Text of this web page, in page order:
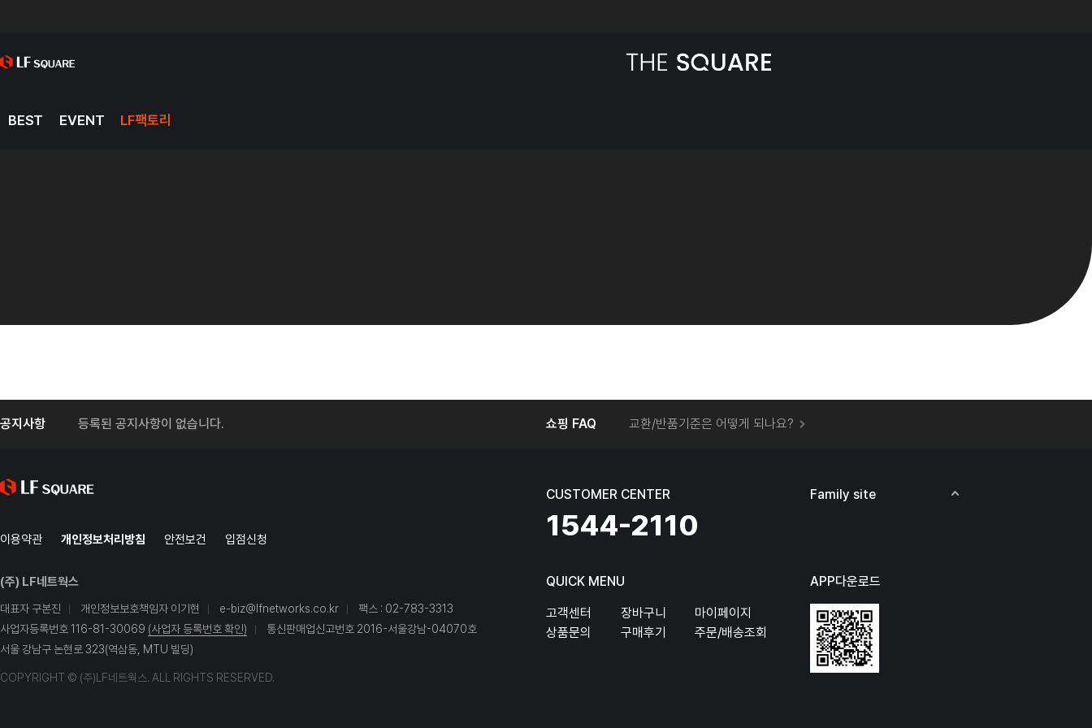
BEST EVENT LF팩토리
공지사항 등록된 공지사항이 없습니다. 쇼핑 FAQ
온라인에서 주문 후 오프라인 매장에서 상품을 수령할 수 있나요?
교환/반품기준은 어떻게 되나요?
온라인에서 구매한 상품 오프라인에서 반품이 가능한가요?
이용약관 개인정보처리방침 안전보건 입점신청
(주) LF네트웍스
대표자 구본진 개인정보보호책임자 이기현 e-biz@lfnetworks.co.kr
팩스 : 02-783-3313
사업자등록번호 116-81-30069 (사업자 등록번호 확인)
통신판매업신고번호 2016-서울강남-04070호
서울 강남구 논현로 323(역삼동, MTU 빌딩)
COPYRIGHT © (주)LF네트웍스. ALL RIGHTS RESERVED.
CUSTOMER CENTER
1544-2110
Family site
QUICK MENU
고객센터 장바구니
마이페이지
상품문의
구매후기 주문/배송조회
APP다운로드